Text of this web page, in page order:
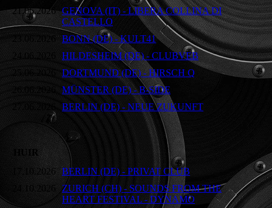
21.06.2026
GENOVA (IT) - LIBERA COLLINA DI
CASTELLO
23.06.2026
BONN (DE) - KULT41
24.06.2026
HILDESHEIM (DE) - CLUBVEB
25.06.2026
DORTMUND (DE) - HIRSCH Q
26.06.2026
MÜNSTER (DE) - B-SIDE
BERLIN (DE) - NEUE ZUKUNFT
HUIR
17.10.2026 BERLIN (DE) - PRIVAT CLUB
24.10.2026
ZURICH (CH) - SOUNDS FROM THE
HEART FESTIVAL - DYNAMO